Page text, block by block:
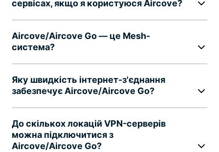
сервісах, якщо я користуюся Aircove?
Aircove/Aircove Go — це Mesh-
система?
Яку швидкість інтернет-з'єднання
забезпечує Aircove/Aircove Go?
До скількох локацій VPN-серверів
можна підключитися з
Aircove/Aircove Go?